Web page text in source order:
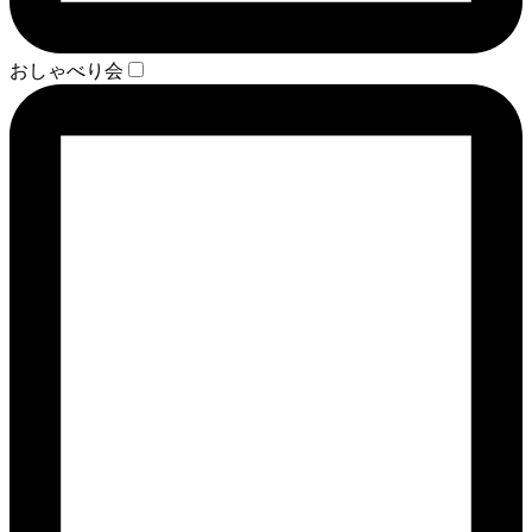
おしゃべり会